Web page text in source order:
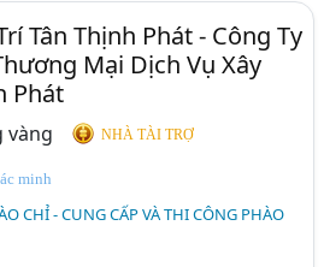
Tân Thịnh Phát - Công Ty
Mại Dịch Vụ Xây
Phát
NHÀ TÀI TRỢ
minh
CHỈ - CUNG CẤP VÀ THI CÔNG PHÀO